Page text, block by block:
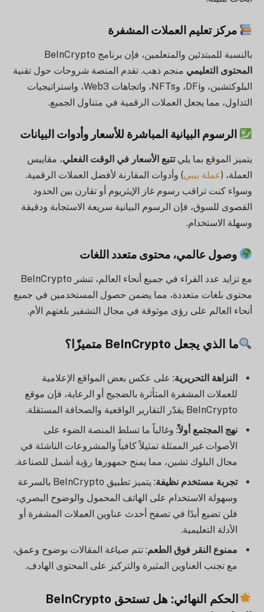
مركز تعليم العملات المشفرة
بالنسبة للمبتدئين والمتعلمين، فإن برنامج BeInCrypto
المحتوى التعليمي منجم ذهب. تقدم المنصة شروحات حول تقنية
البلوكتشين، وDFi، وNFTs، واتجاهات Web3، واستراتيجيات
التداول، مما يجعل العملات الرقمية في متناول الجميع.
الرسوم البيانية المباشرة للأسعار وأدوات البيانات
يتميز الموقع بما يليتتبع الأسعار في الوقت الفعلي، مقاييس
العملة، (عملة بيبي) وأدوات المقارنة لأفضل العملات الرقمية.
وسواء كنت تراقب رسوم غاز الإيثريوم أو تقارن بين الحدود
القصوى للسوق، فإن الرسوم البيانية سريعة الاستجابة ودقيقة
وسهلة الاستخدام.
وصول عالمي، محتوى متعدد اللغات
مع تزايد عدد القراء في جميع أنحاء العالم، تنشر BeInCrypto
محتوى بلغات متعددة، مما يضمن حصول المستخدمين في جميع
أنحاء العالم على رؤى موثوقة في مجال التشفير بلغتهم الأم.
ما الذي يجعل BeInCrypto متميزًا؟
النزاهة التحريرية: على عكس بعض المواقع الإعلامية
للعملات المشفرة المتأثرة بالضجيج أو الرعاية، فإن موقع
BeInCrypto يقدّر التقارير الواقعية والصحافة المستقلة.
نهج المجتمع أولاً: وغالباً ما تسلط المنصة الضوء على
الأصوات غير الممثلة تمثيلاً كافياً والمشروعات الناشئة في
مجال البلوك تشين، مما يمنح جمهورها رؤية أشمل للصناعة.
تجربة مستخدم نظيفة
: يتميز تطبيق BeInCrypto بالسرعة
وسهولة الاستخدام على الهاتف المحمول والوضوح البصري،
فلن تضيع أبدًا في تصفح أحدث عناوين العملات المشفرة أو
الأدلة التعليمية.
ممنوع النقر فوق الطعم: تتم صياغة المقالات بوضوح وعمق،
مع تجنب العناوين المثيرة والتركيز على المحتوى الهادف.
الحكم النهائي: هل تستحق BeInCrypto